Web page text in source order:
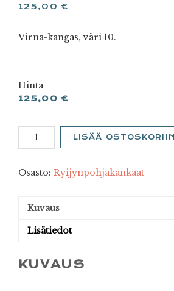
125,00 €
Virna-kangas, väri 10.
Hinta
125,00 €
Virna
10
LISÄÄ OSTOSKORIIN
Osasto: Ryijynpohjakankaat
Kuvaus
Lisätiedot
KUVAUS